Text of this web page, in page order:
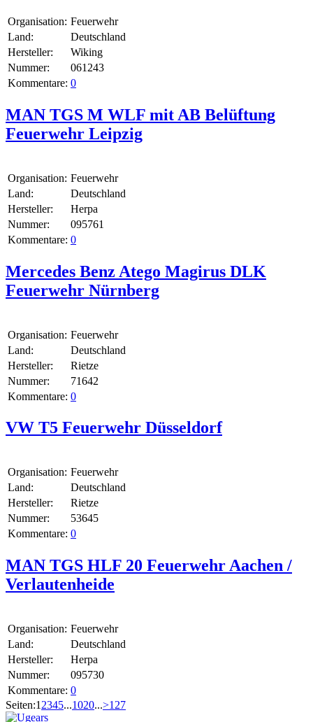
Organisation: Feuerwehr
Land:
Deutschland
Hersteller:
Wiking
Nummer:
061243
Kommentare: 0
MAN TGS M WLF mit AB Belüftung
Feuerwehr Leipzig
Organisation: Feuerwehr
Land:
Deutschland
Hersteller:
Herpa
Nummer:
095761
Kommentare: 0
Mercedes Benz Atego Magirus DLK
Feuerwehr Nürnberg
Organisation: Feuerwehr
Land:
Deutschland
Hersteller:
Rietze
Nummer:
71642
Kommentare: 0
VW T5 Feuerwehr Düsseldorf
Organisation: Feuerwehr
Land:
Deutschland
Hersteller:
Rietze
Nummer:
53645
Kommentare: 0
MAN TGS HLF 20 Feuerwehr Aachen /
Verlautenheide
Organisation: Feuerwehr
Land:
Deutschland
Hersteller:
Herpa
Nummer:
095730
Kommentare: 0
Seiten:1 2345...1020...>127